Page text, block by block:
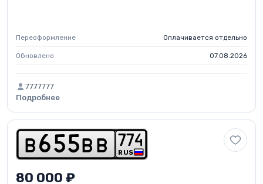
Переоформление Оплачивается отдельно
Обновлено 07.08.2026
7777777
Подробнее
b 6 5 5 b b RUS
7 74
80 000 ₽